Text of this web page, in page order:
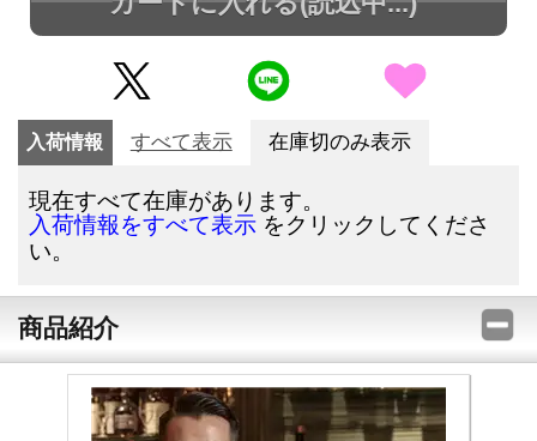
入荷情報 すべて表示 在庫切のみ表示
現在すべて在庫があります。
入荷情報をすべて表示 をクリックしてくださ
い。
商品紹介